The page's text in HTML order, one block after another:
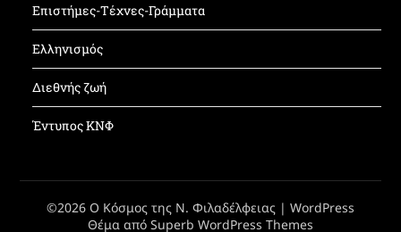
Επιστήμες-Τέχνες-Γράμματα
Ελληνισμός
Διεθνής ζωή
Έντυπος ΚΝΦ
©2026 Ο Κόσμος της Ν. Φιλαδέλφειας | WordPress
Θέμα από Superb WordPress Themes